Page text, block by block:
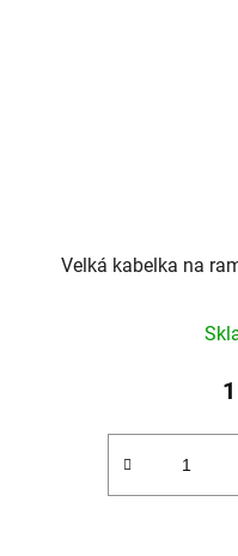
Velká kabelka na